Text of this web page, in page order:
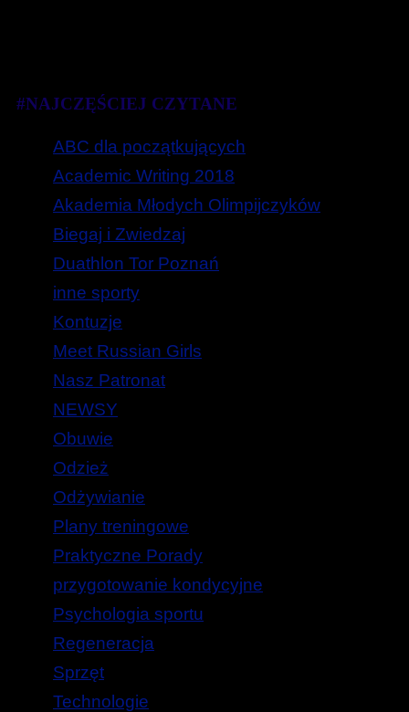
#NAJCZĘŚCIEJ CZYTANE
ABC dla początkujących
Academic Writing 2018
Akademia Młodych Olimpijczyków
Biegaj i Zwiedzaj
Duathlon Tor Poznań
inne sporty
Kontuzje
Meet Russian Girls
Nasz Patronat
NEWSY
Obuwie
Odzież
Odżywianie
Plany treningowe
Praktyczne Porady
przygotowanie kondycyjne
Psychologia sportu
Regeneracja
Sprzęt
Technologie